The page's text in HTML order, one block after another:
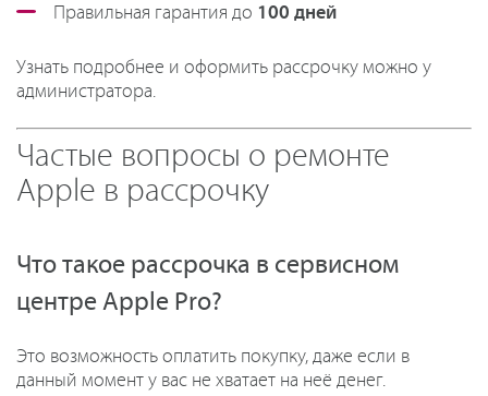
Правильная гарантия до 100 дней
Узнать подробнее и оформить рассрочку можно у
администратора.
Частые вопросы о ремонте
Apple в рассрочку
Что такое рассрочка в сервисном
центре Apple Pro?
Это возможность оплатить покупку, даже если в
данный момент у вас не хватает на неё денег.